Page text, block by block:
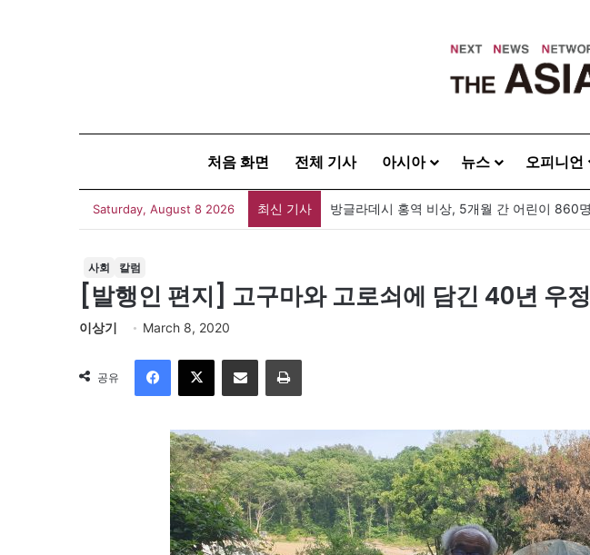
처음 화면 전체 기사 아시아 뉴스 오피니언
Saturday, August 8 2026 최신 기사 아자뉴스바이트 20260808
사회 칼럼
[발행인 편지] 고구마와 고로쇠에 담긴 40년 우정
이상기 March 8, 2020
공유
이메일